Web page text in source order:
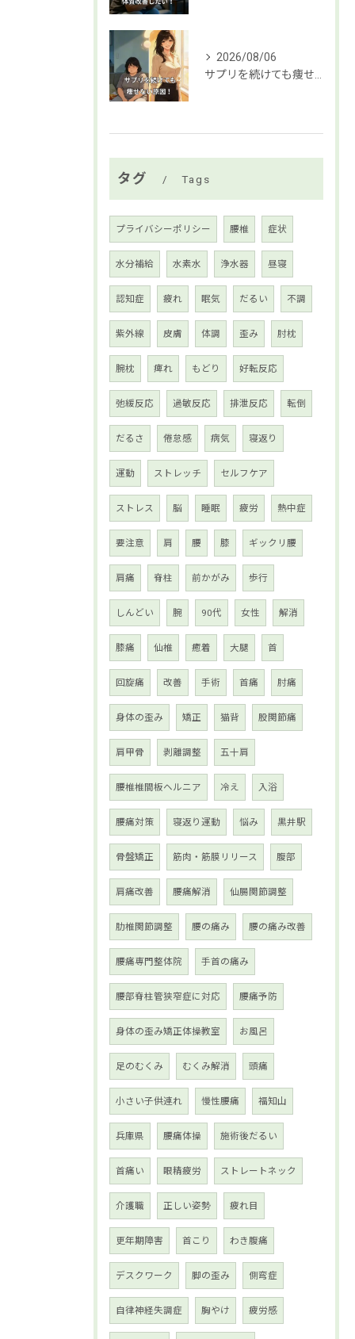
2026/08/06
タグ Tags
プライバシーポリシー 腰椎 症状
水分補給 水素水 浄水器 昼寝
認知症 疲れ 眠気 だるい 不調
紫外線 皮膚 体調 歪み 肘枕
腕枕 痺れ もどり 好転反応
弛緩反応 過敏反応 排泄反応 転倒
だるさ 倦怠感 病気 寝返り
運動 ストレッチ セルフケア
ストレス 脳 睡眠 疲労 熱中症
要注意 肩 腰 膝 ギックリ腰
肩痛 脊柱 前かがみ 歩行
しんどい 腕 90代 女性 解消
膝痛 仙椎 癒着 大腿 首
回旋痛 改善 手術 首痛 肘痛
身体の歪み 矯正 猫背 股関節痛
肩甲骨 剥離調整 五十肩
腰椎椎間板ヘルニア 冷え 入浴
腰痛対策 寝返り運動 悩み 黒井駅
骨盤矯正 筋肉・筋膜リリース 腹部
肩痛改善 腰痛解消 仙腸関節調整
肋椎関節調整 腰の痛み 腰の痛み改善
腰痛専門整体院 手首の痛み
腰部脊柱管狭窄症に対応 腰痛予防
身体の歪み矯正体操教室 お風呂
足のむくみ むくみ解消 頭痛
小さい子供連れ 慢性腰痛 福知山
兵庫県 腰痛体操 施術後だるい
首痛い 眼精疲労 ストレートネック
介護職 正しい姿勢 疲れ目
更年期障害 首こり わき腹痛
デスクワーク 脚の歪み 側弯症
自律神経失調症 胸やけ 疲労感